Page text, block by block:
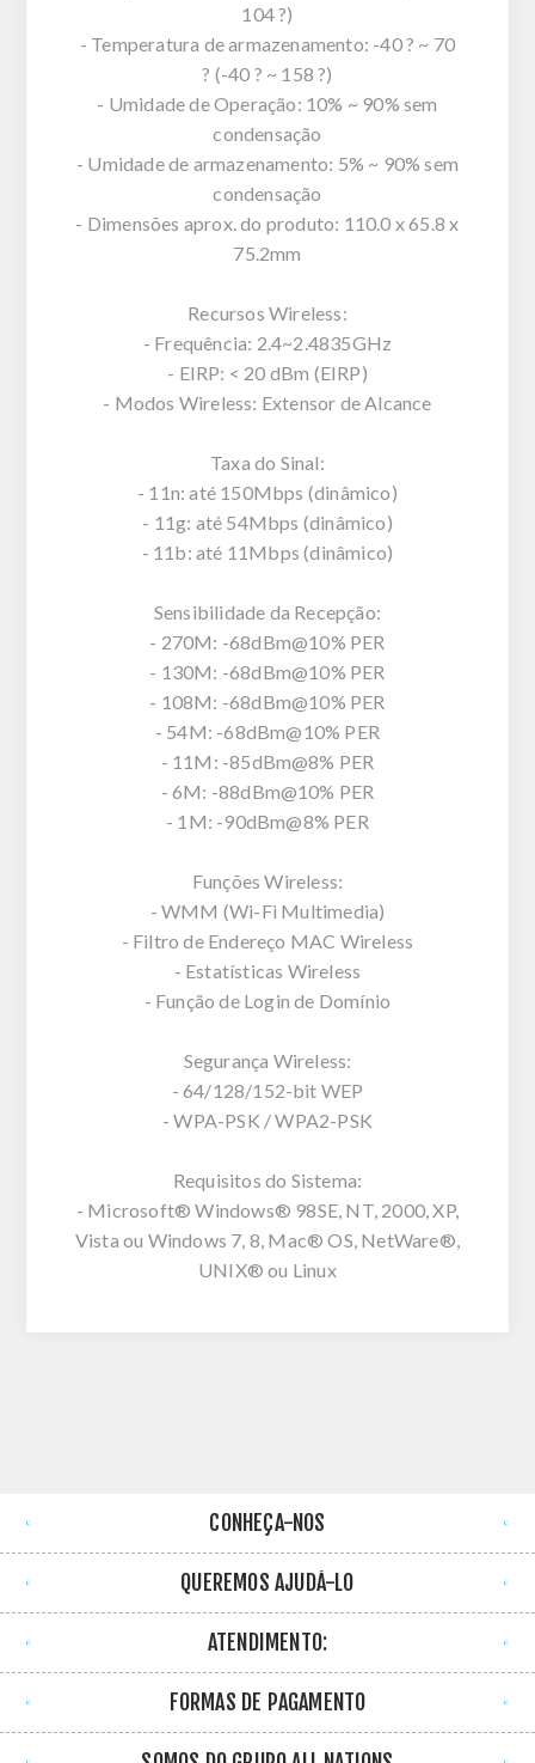
104 ?)
- Temperatura de armazenamento: -40 ? ~ 70
? (-40 ? ~ 158 ?)
- Umidade de Operação: 10% ~ 90% sem
condensação
- Umidade de armazenamento: 5% ~ 90% sem
condensação
- Dimensões aprox. do produto: 110.0 x 65.8 x
75.2mm
Recursos Wireless:
- Frequência: 2.4~2.4835GHz
- EIRP: < 20 dBm (EIRP)
- Modos Wireless: Extensor de Alcance
Taxa do Sinal:
- 11n: até 150Mbps (dinâmico)
- 11g: até 54Mbps (dinâmico)
- 11b: até 11Mbps (dinâmico)
Sensibilidade da Recepção:
- 270M: -68dBm@10% PER
- 130M: -68dBm@10% PER
- 108M: -68dBm@10% PER
- 54M: -68dBm@10% PER
- 11M: -85dBm@8% PER
- 6M: -88dBm@10% PER
- 1M: -90dBm@8% PER
Funções Wireless:
- WMM (Wi-Fi Multimedia)
- Filtro de Endereço MAC Wireless
- Estatísticas Wireless
- Função de Login de Domínio
Segurança Wireless:
- 64/128/152-bit WEP
- WPA-PSK / WPA2-PSK
Requisitos do Sistema:
- Microsoft® Windows® 98SE, NT, 2000, XP,
Vista ou Windows 7, 8, Mac® OS, NetWare®,
UNIX® ou Linux
CONHEÇA-NOS
QUEREMOS AJUDÁ-LO
ATENDIMENTO:
FORMAS DE PAGAMENTO